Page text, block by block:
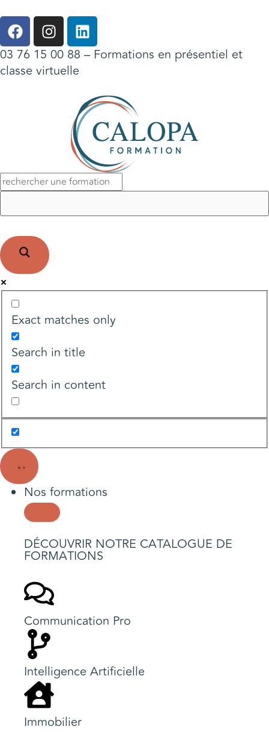
03 76 15 00 88 – Formations en présentiel et
classe virtuelle
Exact matches only
Search in title
Search in content
Nos formations
DÉCOUVRIR NOTRE CATALOGUE DE
FORMATIONS
Communication Pro
Intelligence Artificielle
Immobilier